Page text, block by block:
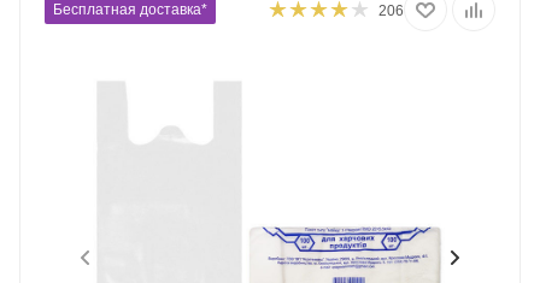
Бесплатная доставка* 206